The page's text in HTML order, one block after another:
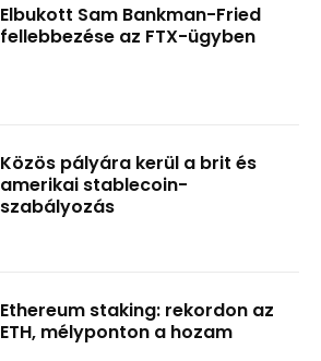
Elbukott Sam Bankman-Fried
fellebbezése az FTX-ügyben
Közös pályára kerül a brit és
amerikai stablecoin-
szabályozás
Ethereum staking: rekordon az
ETH, mélyponton a hozam